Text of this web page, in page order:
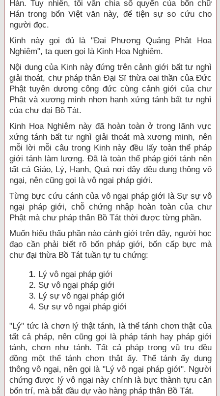
Hán. Tuy nhiên, tôi vẫn chia số quyển của bổn chữ
Hán trong bổn Việt văn này, để tiện sự so cứu cho
người đọc.
Kinh này gọi đủ là "Ðại Phương Quảng Phật Hoa
Nghiêm", ta quen gọi là Kinh Hoa Nghiêm.
Nội dung của Kinh này đứng trên cảnh giới bất tư nghì
giải thoát, chư pháp thân Ðại Sĩ thừa oai thần của Ðức
Phật tuyên dương công đức cùng cảnh giới của chư
Phật và xương minh nhơn hạnh xứng tánh bất tư nghì
của chư đại Bồ Tát.
Kinh Hoa Nghiêm này đã hoàn toàn ở trong lãnh vực
xứng tánh bất tư nghì giải thoát mà xương minh, nên
mỗi lời mỗi câu trong Kinh này đều lấy toàn thể pháp
giới tánh làm lượng. Ðã là toàn thể pháp giới tánh nên
tất cả Giáo, Lý, Hạnh, Quả nơi đây đều dung thông vô
ngại, nên cũng gọi là vô ngại pháp giới.
Từng bực cứu cánh của vô ngại pháp giới là Sự sự vô
ngại pháp giới, chỗ chứng nhập hoàn toàn của chư
Phật mà chư pháp thân Bồ Tát thời được từng phần.
Muốn hiểu thấu phần nào cảnh giới trên đây, người học
đạo cần phải biết rõ bốn pháp giới, bốn cấp bực mà
chư đại thừa Bồ Tát tuần tự tu chứng:
1. Lý vô ngại pháp giới
2. Sự vô ngại pháp giới
3. Lý sự vô ngại pháp giới
4. Sự sự vô ngại pháp giới
"Lý" tức là chơn lý thật tánh, là thể tánh chơn thật của
tất cả pháp, nên cũng gọi là pháp tánh hay pháp giới
tánh, chơn như tánh. Tất cả pháp trong vũ trụ đều
đồng một thể tánh chơn thật ấy. Thể tánh ấy dung
thông vô ngại, nên gọi là "Lý vô ngại pháp giới". Người
chứng được lý vô ngại này chính là bực thành tựu căn
bổn trí, mà bắt đầu dự vào hàng pháp thân Bồ Tát.